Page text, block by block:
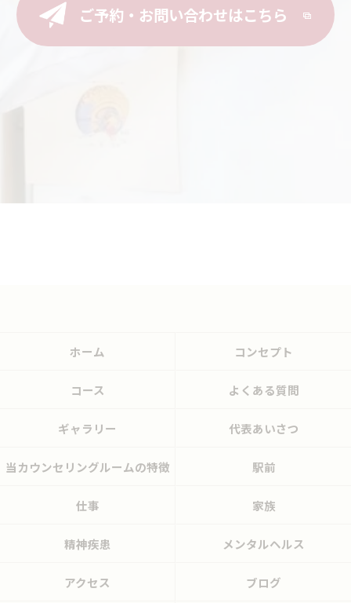
ご予約・お問い合わせはこちら
ホーム コンセプト
コース よくある質問
ギャラリー 代表あいさつ
当カウンセリングルームの特徴 駅前
仕事 家族
精神疾患 メンタルヘルス
アクセス ブログ